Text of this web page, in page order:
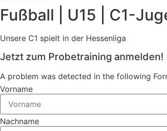
Fußball | U15 | C1-
Unsere C1 spielt in der Hessenliga
Jetzt zum Probetraining anmelden!
A problem was detected in the following
Vorname
Nachname